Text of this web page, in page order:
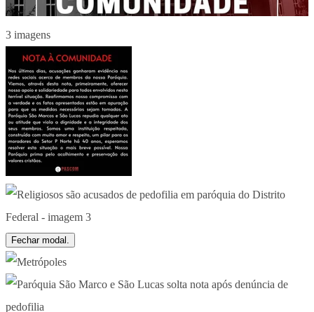
3 imagens
Fechar modal.